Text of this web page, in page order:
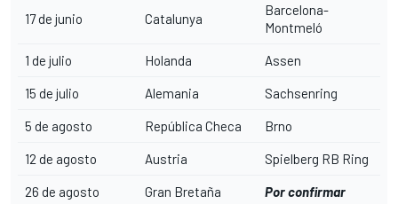
17 de junio Catalunya
Barcelona-
Montmeló
1 de julio Holanda Assen
15 de julio Alemania Sachsenring
5 de agosto República Checa Brno
12 de agosto Austria Spielberg RB Ring
26 de agosto Gran Bretaña Por confirmar